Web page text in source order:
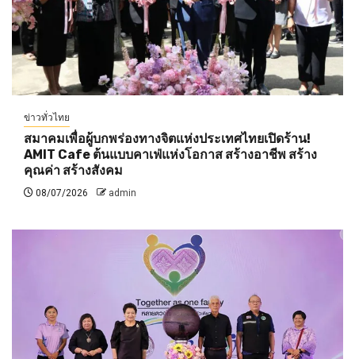
ข่าวทั่วไทย
สมาคมเพื่อผู้บกพร่องทางจิตแห่งประเทศไทยเปิดร้าน!
AMIT Cafe ต้นแบบคาเฟ่แห่งโอกาส สร้างอาชีพ สร้าง
คุณค่า สร้างสังคม
08/07/2026 admin